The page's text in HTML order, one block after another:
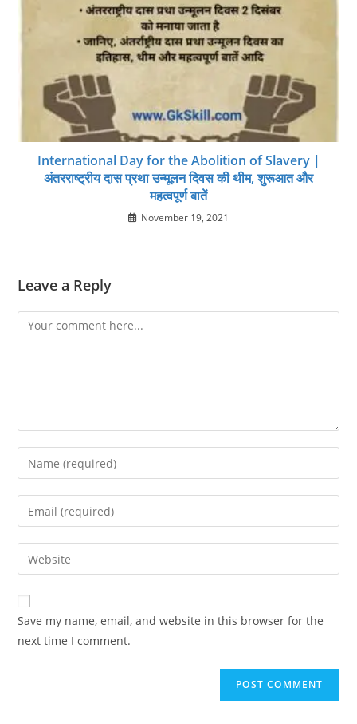
International Day for the Abolition of Slavery |
अंतरराष्ट्रीय दास प्रथा उन्मूलन दिवस की थीम, शुरूआत और
महत्‍वपूर्ण बातें
November 19, 2021
Leave a Reply
Comment
Enter
your
name
comment
Enter
your
email
address
comment
Enter
your
website
URL
(optional)
Save my name, email, and website in this browser for the
next time I comment.